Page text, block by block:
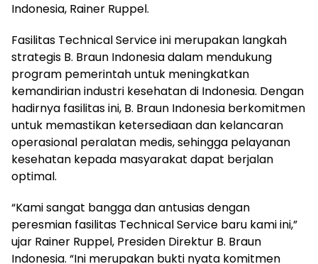
Indonesia, Rainer Ruppel.
Fasilitas Technical Service ini merupakan langkah
strategis B. Braun Indonesia dalam mendukung
program pemerintah untuk meningkatkan
kemandirian industri kesehatan di Indonesia. Dengan
hadirnya fasilitas ini, B. Braun Indonesia berkomitmen
untuk memastikan ketersediaan dan kelancaran
operasional peralatan medis, sehingga pelayanan
kesehatan kepada masyarakat dapat berjalan
optimal.
“Kami sangat bangga dan antusias dengan
peresmian fasilitas Technical Service baru kami ini,”
ujar Rainer Ruppel, Presiden Direktur B. Braun
Indonesia. “Ini merupakan bukti nyata komitmen